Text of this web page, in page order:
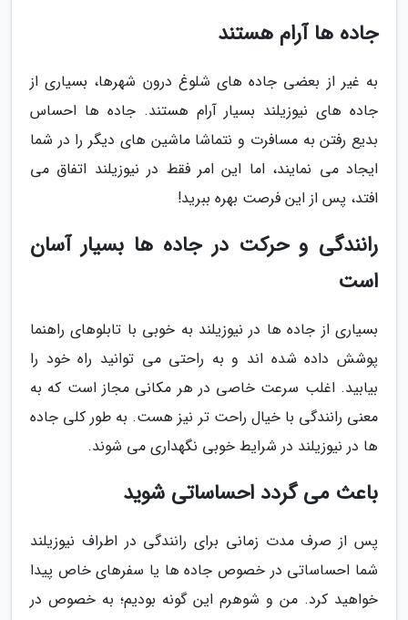
جاده ها آرام هستند
به غیر از بعضی جاده های شلوغ درون شهرها، بسیاری از
جاده های نیوزیلند بسیار آرام هستند. جاده ها احساس
بدیع رفتن به مسافرت و نتماشا ماشین های دیگر را در شما
ایجاد می نمایند، اما این امر فقط در نیوزیلند اتفاق می
افتد، پس از این فرصت بهره ببرید!
رانندگی و حرکت در جاده ها بسیار آسان
است
بسیاری از جاده ها در نیوزیلند به خوبی با تابلوهای راهنما
پوشش داده شده اند و به راحتی می توانید راه خود را
بیابید. اغلب سرعت خاصی در هر مکانی مجاز است که به
معنی رانندگی با خیال راحت تر نیز هست. به طور کلی جاده
ها در نیوزیلند در شرایط خوبی نگهداری می شوند.
باعث می گردد احساساتی شوید
پس از صرف مدت زمانی برای رانندگی در اطراف نیوزیلند
شما احساساتی در خصوص جاده ها یا سفرهای خاص پیدا
خواهید کرد. من و شوهرم این گونه بودیم؛ به خصوص در